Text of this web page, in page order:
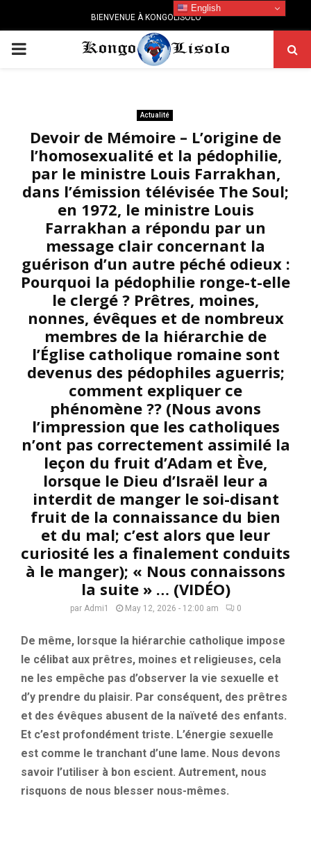
BIENVENUE À KONGOLISOLO
PRIMARY
Actualité
Devoir de Mémoire – L’origine de
l’homosexualité et la pédophilie,
par le ministre Louis Farrakhan,
dans l’émission télévisée The Soul;
en 1972, le ministre Louis
Farrakhan a répondu par un
message clair concernant la
guérison d’un autre péché odieux :
Pourquoi la pédophilie ronge-t-elle
le clergé ? Prêtres, moines,
nonnes, évêques et de nombreux
membres de la hiérarchie de
l’Église catholique romaine sont
devenus des pédophiles aguerris;
comment expliquer ce
phénomène ?? (Nous avons
l’impression que les catholiques
n’ont pas correctement assimilé la
leçon du fruit d’Adam et Ève,
lorsque le Dieu d’Israël leur a
interdit de manger le soi-disant
fruit de la connaissance du bien
et du mal; c’est alors que leur
curiosité les a finalement conduits
à le manger); « Nous connaissons
la suite » … (VIDÉO)
par Admi1 May 12, 2026 - 12:00 am 0
De même, lorsque la hiérarchie catholique impose
le célibat aux prêtres, moines et religieuses, cela
ne les empêche pas d’observer la vie sexuelle et
d’y prendre du plaisir. Par conséquent, des prêtres
et des évêques abusent de la naïveté des enfants.
Et c’est profondément triste. L’énergie sexuelle
est comme le tranchant d’une lame. Nous devons
savoir l’utiliser à bon escient. Autrement, nous
risquons de nous blesser nous-mêmes.
English